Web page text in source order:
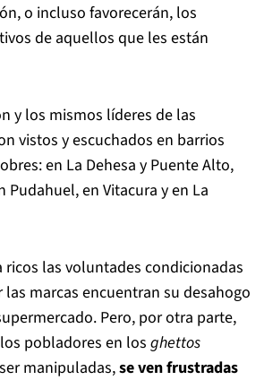
o incluso favorecerán, los
de aquellos que les están
y los mismos líderes de las
vistos y escuchados en barrios
en La Dehesa y Puente Alto,
Pudahuel, en Vitacura y en La
ricos las voluntades condicionadas
marcas encuentran su desahogo
Pero, por otra parte,
pobladores en los ghettos
manipuladas,se ven frustradas